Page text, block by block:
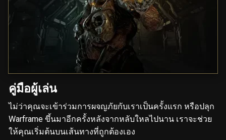
คู่มือผู้เล่น
ไม่ว่าคุณจะเข้าร่วมการผจญภัยกับเราเป็นครั้งแรก หรือปลุก
Warframe ขึ้นมาอีกครั้งหลังจากหลับใหลไปนาน เราจะช่วย
ให้คุณเริ่มต้นบนเส้นทางที่ถูกต้องเอง